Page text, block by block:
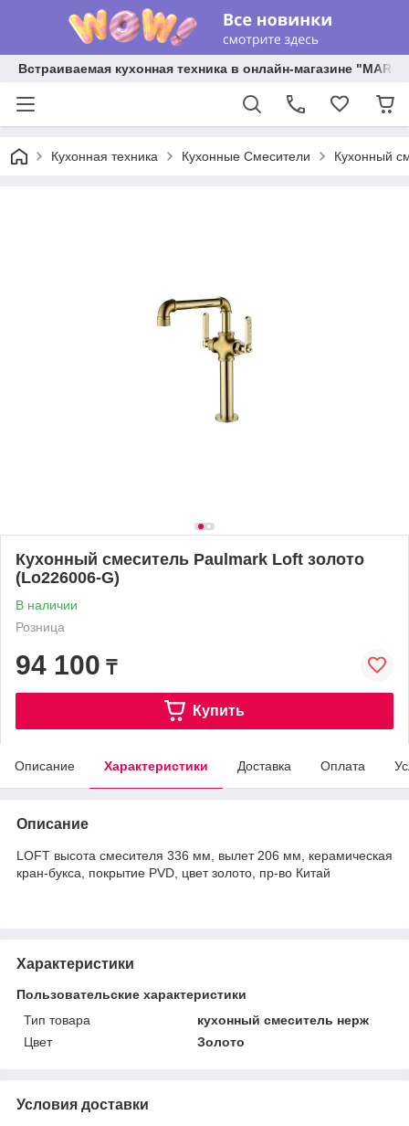
Встраиваемая кухонная техника в онлайн-магазине "MARY
Кухонная техника Кухонные Смесители Кухонный
Кухонный смеситель Paulmark Loft золото
(Lo226006-G)
В наличии
Розница
94 100 ₸
Купить
Описание Характеристики Доставка Оплата
Описание
LOFT высота смесителя 336 мм, вылет 206 мм, керамическая
кран-букса, покрытие PVD, цвет золото, пр-во Китай
Характеристики
Пользовательские характеристики
Тип товара
кухонный смеситель нерж
Цвет
Золото
Условия доставки